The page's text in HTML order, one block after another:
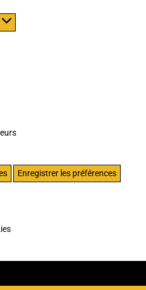
Enregistrer les préférences